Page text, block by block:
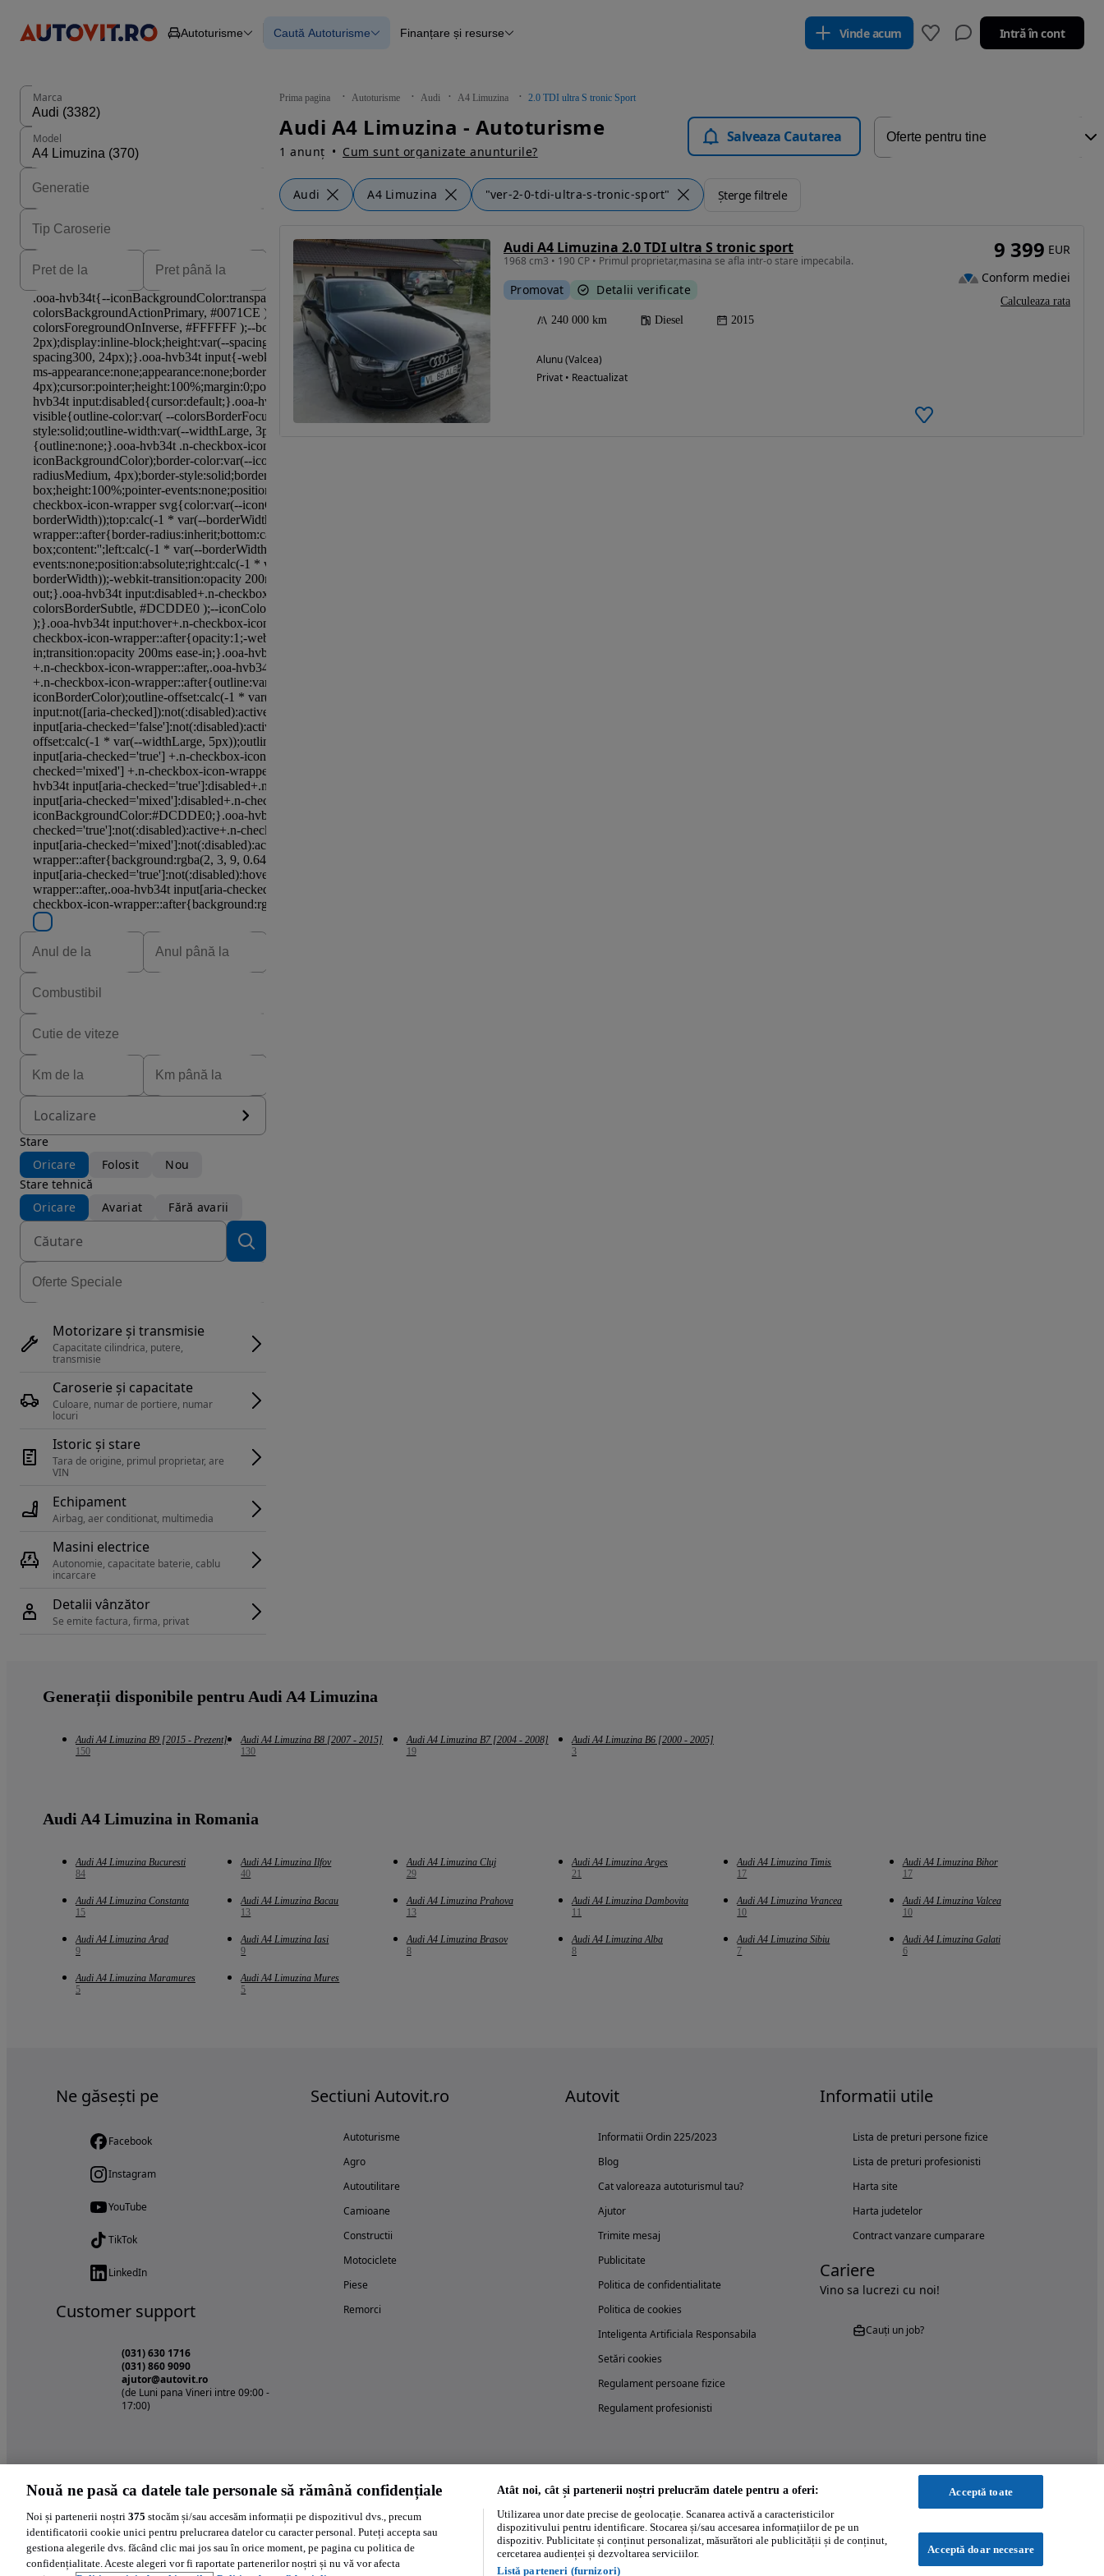
Autoturisme
Autoturisme
Mașini electrice
Mașini cu detalii verificate
Caută Autoturisme
Blog Autovit.ro
Finanțare și resurse Vinde acum Intră în cont
Prima pagina Autoturisme Audi A4 Limuzina 2.0 TDI ultra S tronic Sport
Audi A4 Limuzina - Autoturisme
1 anunț Cum sunt organizate anunturile?
Salveaza Cautarea
Audi A4 Limuzina "ver-2-0-tdi-ultra-s-tronic-sport" Șterge filtrele
Marca
Model
Localizare
Stare
Oricare
Folosit
Nou
Stare tehnică
Oricare
Avariat Fără avarii
Motorizare și transmisie
Capacitate cilindrica, putere,
transmisie
Caroserie și capacitate
Culoare, numar de portiere, numar
locuri
Istoric și stare
Tara de origine, primul proprietar, are
Echipament
Airbag, aer conditionat, multimedia
Masini electrice
Autonomie, capacitate baterie, cablu
Detalii vânzător
Se emite factura, firma, privat
Audi A4 Limuzina 2.0 TDI ultra S tronic sport
1968 cm3 • 190 CP • Primul proprietar,masina se afla intr-o stare impecabila.
Promovat Detalii verificate
240 000 km Diesel 2015
Alunu (Valcea)
Privat • Reactualizat
9 399 EUR
Conform mediei
Calculeaza rata
Generații disponibile pentru Audi A4 Limuzina
Audi A4 Limuzina B9 [2015 - Prezent]
150
Audi A4 Limuzina B8 [2007 - 2015]
130
Audi A4 Limuzina B7 [2004 - 2008]
19
Audi A4 Limuzina B6 [2000 - 2005]
3
Audi A4 Limuzina in Romania
Audi A4 Limuzina Bucuresti
84
Audi A4 Limuzina Ilfov
40
Audi A4 Limuzina Cluj
29
Audi A4 Limuzina Arges
21
Audi A4 Limuzina Timis
17
Audi A4 Limuzina Bihor
17
Audi A4 Limuzina Constanta
15
Audi A4 Limuzina Bacau
13
Audi A4 Limuzina Prahova
13
Audi A4 Limuzina Dambovita
11
Audi A4 Limuzina Vrancea
10
Audi A4 Limuzina Valcea
10
Audi A4 Limuzina Arad
9
Audi A4 Limuzina Iasi
9
Audi A4 Limuzina Brasov
8
Audi A4 Limuzina Alba
8
Audi A4 Limuzina Sibiu
7
Audi A4 Limuzina Galati
6
Audi A4 Limuzina Maramures
5
Audi A4 Limuzina Mures
5
Ne găsești pe
Facebook
Instagram
YouTube
TikTok
LinkedIn
Customer support
(031) 630 1716
(031) 860 9090
ajutor@autovit.ro
(de Luni pana Vineri intre 09:00 -
17:00)
Sectiuni Autovit.ro
Autoturisme
Agro
Autoutilitare
Camioane
Constructii
Motociclete
Piese
Remorci
Autovit
Informatii Ordin 225/2023
Blog
Cat valoreaza autoturismul tau?
Ajutor
Trimite mesaj
Publicitate
Politica de confidentialitate
Politica de cookies
Inteligenta Artificiala Responsabila
Setări cookies
Regulament persoane fizice
Regulament profesionisti
Informatii utile
Lista de preturi persone fizice
Lista de preturi profesionisti
Harta site
Harta judetelor
Contract vanzare cumparare
Cariere
Vino sa lucrezi cu noi!
Cauți un job?
Încearcă acum aplicația Autovit.ro
Nouă ne pasă ca datele tale personale să rămână confidențiale
Noi și partenerii noștri 375 stocăm și/sau accesăm informații pe dispozitivul dvs., precum
identificatorii cookie unici pentru prelucrarea datelor cu caracter personal. Puteți accepta sau
gestiona alegerile dvs. făcând clic mai jos sau în orice moment, pe pagina cu politica de
confidențialitate. Aceste alegeri vor fi raportate partenerilor noștri și nu vă vor afecta
Atât noi, cât și partenerii noștri prelucrăm datele pentru a oferi:
Utilizarea unor date precise de geolocație. Scanarea activă a caracteristicilor
dispozitivului pentru identificare. Stocarea și/sau accesarea informațiilor de pe un
dispozitiv. Publicitate și conținut personalizat, măsurători ale publicității și de conținut,
cercetarea audienței și dezvoltarea serviciilor.
Listă parteneri (furnizori)
Acceptă toate
Acceptă doar necesare